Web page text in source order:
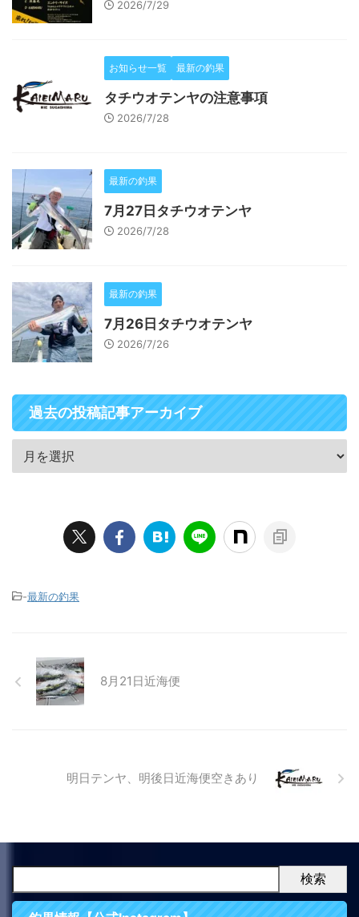
2026/7/29
お知らせ一覧 最新の釣果
タチウオテンヤの注意事項
2026/7/28
最新の釣果
7月27日タチウオテンヤ
2026/7/28
最新の釣果
7月26日タチウオテンヤ
2026/7/26
過去の投稿記事アーカイブ
-最新の釣果
8月21日近海便
明日テンヤ、明後日近海便空きあり
検索